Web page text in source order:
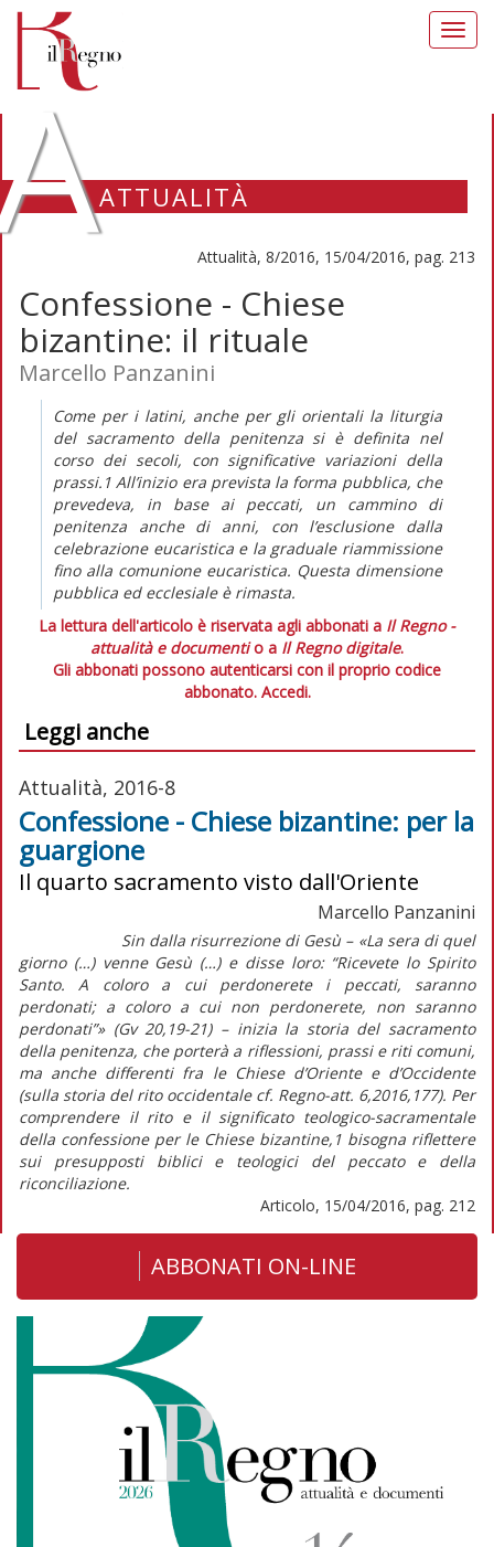
ATTUALITÀ
Attualità, 8/2016, 15/04/2016, pag. 213
Confessione - Chiese
bizantine: il rituale
Marcello Panzanini
Come per i latini, anche per gli orientali la liturgia
del sacramento della penitenza si è definita nel
corso dei secoli, con significative variazioni della
prassi.1 All’inizio era prevista la forma pubblica, che
prevedeva, in base ai peccati, un cammino di
penitenza anche di anni, con l’esclusione dalla
celebrazione eucaristica e la graduale riammissione
fino alla comunione eucaristica. Questa dimensione
pubblica ed ecclesiale è rimasta.
La lettura dell'articolo è riservata agli abbonati a Il Regno -
attualità e documentio a Il Regno digitale.
Gli abbonati possono autenticarsi con il proprio codice
abbonato. Accedi.
Leggi anche
Attualità, 2016-8
Confessione - Chiese bizantine: per la
guargione
Il quarto sacramento visto dall'Oriente
Marcello Panzanini
Sin dalla risurrezione di Gesù – «La sera di quel
giorno (…) venne Gesù (…) e disse loro: “Ricevete lo Spirito
Santo. A coloro a cui perdonerete i peccati, saranno
perdonati; a coloro a cui non perdonerete, non saranno
perdonati”» (Gv 20,19-21) – inizia la storia del sacramento
della penitenza, che porterà a riflessioni, prassi e riti comuni,
ma anche differenti fra le Chiese d’Oriente e d’Occidente
(sulla storia del rito occidentale cf. Regno-att. 6,2016,177). Per
comprendere il rito e il significato teologico-sacramentale
della confessione per le Chiese bizantine,1 bisogna riflettere
sui presupposti biblici e teologici del peccato e della
riconciliazione.
Articolo, 15/04/2016, pag. 212
ABBONATI ON-LINE